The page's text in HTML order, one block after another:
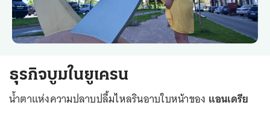
ธุรกิจบูมในยูเครน
น้ำตาแห่งความปลาบปลื้มไหลรินอาบใบหน้าของ แอนเดรีย